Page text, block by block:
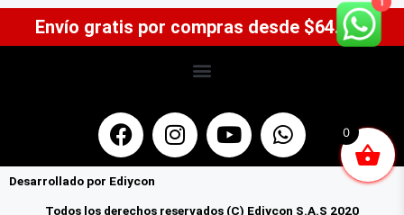
Envío gratis por compras desde $64.900
Desarrollado por Ediycon
Todos los derechos reservados (C) Ediycon S.A.S 2020
0